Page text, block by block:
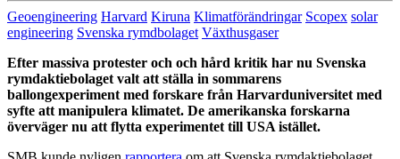
Geoengineering Harvard Kiruna Klimatförändringar Scopex solar
engineering Svenska rymdbolaget Växthusgaser
Efter massiva protester och och hård kritik har nu Svenska
rymdaktiebolaget valt att ställa in sommarens
ballongexperiment med forskare från Harvarduniversitet med
syfte att manipulera klimatet. De amerikanska forskarna
överväger nu att flytta experimentet till USA istället.